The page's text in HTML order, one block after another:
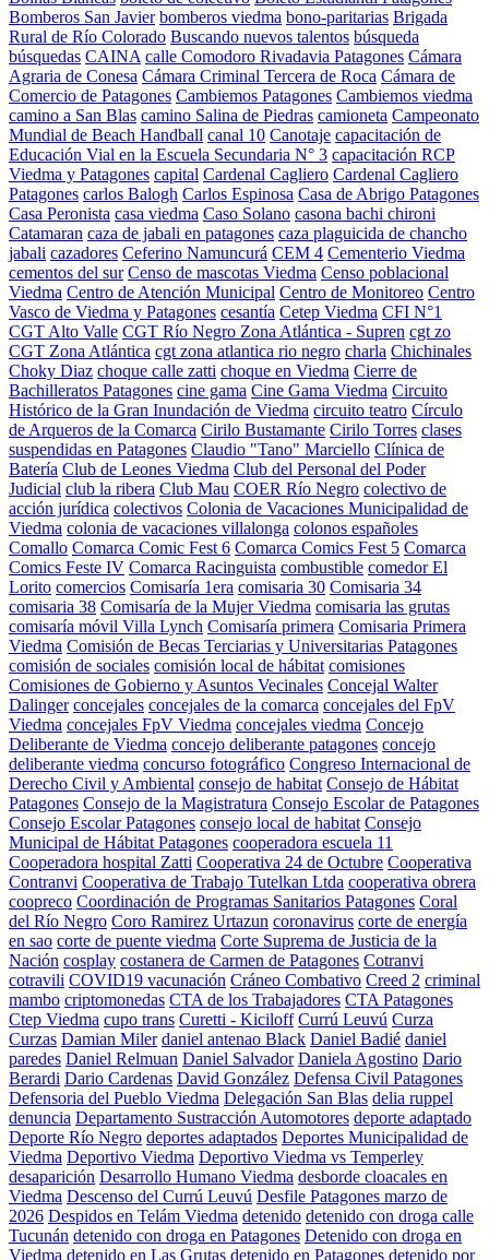
Bomberos San Javier bomberos viedma bono-paritarias Brigada
Rural de Río Colorado Buscando nuevos talentos búsqueda
búsquedas CAINA calle Comodoro Rivadavia Patagones Cámara
Agraria de Conesa Cámara Criminal Tercera de Roca Cámara de
Comercio de Patagones Cambiemos Patagones Cambiemos viedma
camino a San Blas camino Salina de Piedras camioneta Campeonato
Mundial de Beach Handball canal 10 Canotaje capacitación de
Educación Vial en la Escuela Secundaria N° 3 capacitación RCP
Viedma y Patagones capital Cardenal Cagliero Cardenal Cagliero
Patagones carlos Balogh Carlos Espinosa Casa de Abrigo Patagones
Casa Peronista casa viedma Caso Solano casona bachi chironi
Catamaran caza de jabali en patagones caza plaguicida de chancho
jabali cazadores Ceferino Namuncurá CEM 4 Cementerio Viedma
cementos del sur Censo de mascotas Viedma Censo poblacional
Viedma Centro de Atención Municipal Centro de Monitoreo Centro
Vasco de Viedma y Patagones cesantía Cetep Viedma CFI N°1
CGT Alto Valle CGT Río Negro Zona Atlántica - Supren cgt zo
CGT Zona Atlántica cgt zona atlantica rio negro charla Chichinales
Choky Diaz choque calle zatti choque en Viedma Cierre de
Bachilleratos Patagones cine gama Cine Gama Viedma Circuito
Histórico de la Gran Inundación de Viedma circuito teatro Círculo
de Arqueros de la Comarca Cirilo Bustamante Cirilo Torres clases
suspendidas en Patagones Claudio "Tano" Marciello Clínica de
Batería Club de Leones Viedma Club del Personal del Poder
Judicial club la ribera Club Mau COER Río Negro colectivo de
acción jurídica colectivos Colonia de Vacaciones Municipalidad de
Viedma colonia de vacaciones villalonga colonos españoles
Comallo Comarca Comic Fest 6 Comarca Comics Fest 5 Comarca
Comics Feste IV Comarca Racinguista combustible comedor El
Lorito comercios Comisaría 1era comisaria 30 Comisaria 34
comisaria 38 Comisaría de la Mujer Viedma comisaria las grutas
comisaría móvil Villa Lynch Comisaría primera Comisaria Primera
Viedma Comisión de Becas Terciarias y Universitarias Patagones
comisión de sociales comisión local de hábitat comisiones
Comisiones de Gobierno y Asuntos Vecinales Concejal Walter
Dalinger concejales concejales de la comarca concejales del FpV
Viedma concejales FpV Viedma concejales viedma Concejo
Deliberante de Viedma concejo deliberante patagones concejo
deliberante viedma concurso fotográfico Congreso Internacional de
Derecho Civil y Ambiental consejo de habitat Consejo de Hábitat
Patagones Consejo de la Magistratura Consejo Escolar de Patagones
Consejo Escolar Patagones consejo local de habitat Consejo
Municipal de Hábitat Patagones cooperadora escuela 11
Cooperadora hospital Zatti Cooperativa 24 de Octubre Cooperativa
Contranvi Cooperativa de Trabajo Tutelkan Ltda cooperativa obrera
coopreco Coordinación de Programas Sanitarios Patagones Coral
del Río Negro Coro Ramirez Urtazun coronavirus corte de energía
en sao corte de puente viedma Corte Suprema de Justicia de la
Nación cosplay costanera de Carmen de Patagones Cotranvi
cotravili COVID19 vacunación Cráneo Combativo Creed 2 criminal
mambo criptomonedas CTA de los Trabajadores CTA Patagones
Ctep Viedma cupo trans Curetti - Kiciloff Currú Leuvú Curza
Curzas Damian Miler daniel antenao Black Daniel Badié daniel
paredes Daniel Relmuan Daniel Salvador Daniela Agostino Dario
Berardi Dario Cardenas David González Defensa Civil Patagones
Defensoria del Pueblo Viedma Delegación San Blas delia ruppel
denuncia Departamento Sustracción Automotores deporte adaptado
Deporte Río Negro deportes adaptados Deportes Municipalidad de
Viedma Deportivo Viedma Deportivo Viedma vs Temperley
desaparición Desarrollo Humano Viedma desborde cloacales en
Viedma Descenso del Currú Leuvú Desfile Patagones marzo de
2026 Despidos en Telám Viedma detenido detenido con droga calle
Tucunán detenido con droga en Patagones Detenido con droga en
Viedma detenido en Las Grutas detenido en Patagones detenido por